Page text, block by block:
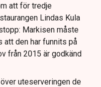
att för tredje
Lindas Kula
Markisen måste
att den har funnits på
från 2015 är godkänd
uteserveringen de